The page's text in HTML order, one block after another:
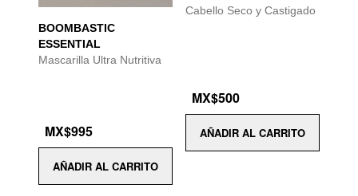
BOOMBASTIC
ESSENTIAL
Mascarilla Ultra Nutritiva
MX$995
AÑADIR AL CARRITO
Cabello Seco y Castigado
MX$500
AÑADIR AL CARRITO